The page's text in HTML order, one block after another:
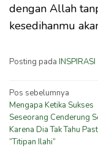
dengan Allah
kesedihanmu
Posting pada INSPIRASI
Navigasi
pos
Pos sebelumnya
Mengapa Ketika Sukses
Seseorang Cenderung
Karena Dia Tak Tahu
“Titipan Ilahi”